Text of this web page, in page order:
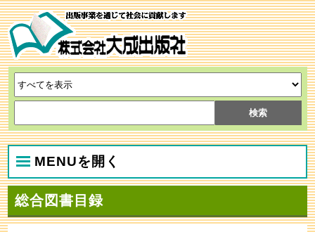
MENUを開く
総合図書目録